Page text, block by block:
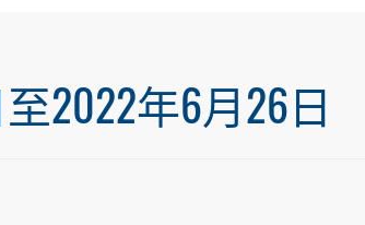
2022年6月26日